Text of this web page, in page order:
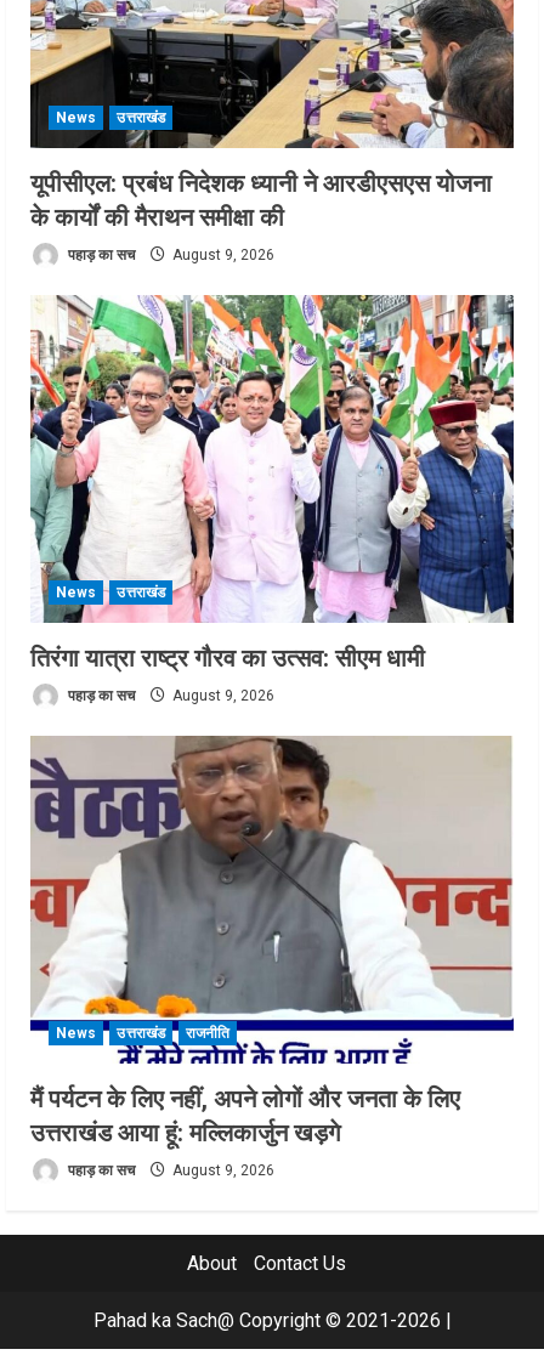
News उत्तराखंड
यूपीसीएल: प्रबंध निदेशक ध्यानी ने आरडीएसएस योजना
के कार्यों की मैराथन समीक्षा की
पहाड़ का सच August 9, 2026
News उत्तराखंड
तिरंगा यात्रा राष्ट्र गौरव का उत्सव: सीएम धामी
पहाड़ का सच August 9, 2026
News उत्तराखंड राजनीति
मैं पर्यटन के लिए नहीं, अपने लोगों और जनता के लिए
उत्तराखंड आया हूं: मल्लिकार्जुन खड़गे
पहाड़ का सच August 9, 2026
About Contact Us
Pahad ka Sach@ Copyright © 2021-2026 |